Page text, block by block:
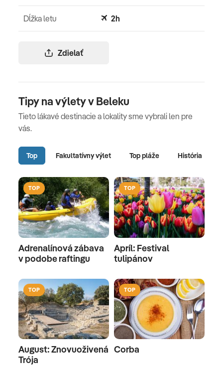
Zdielať
Dĺžka letu 2h
Tipy na výlety v Beleku
Tieto lákavé destinacie a lokality sme vybrali len pre
vás.
Top Fakultatívny výlet Top pláže História
TOP
Adrenalínová zábava
v podobe raftingu
TOP
Apríl: Festival
tulipánov
TOP
August: Znovuoživená
Trója
TOP
Corba